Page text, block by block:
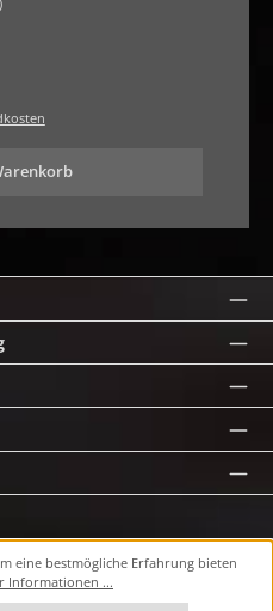
nicht anders angegeben.
Theme by
eine bestmögliche Erfahrung bieten
Informationen ...